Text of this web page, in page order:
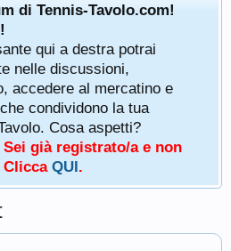
di Tennis-Tavolo.com!
qui a destra potrai
nelle discussioni,
accedere al mercatino e
condividono la tua
Cosa aspetti?
Sei già registrato/a e non
QUI.